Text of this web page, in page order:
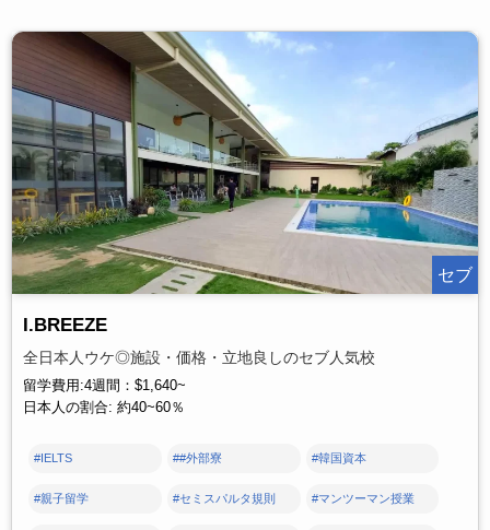
セブ
I.BREEZE
全日本人ウケ◎施設・価格・立地良しのセブ人気校
留学費用:4週間：$1,640~
日本人の割合: 約40~60％
#IELTS ##外部寮 #韓国資本
#親子留学 #セミスパルタ規則 #マンツーマン授業